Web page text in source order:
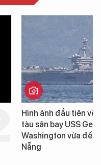
Cận cảnh chiến hạm
tống tàu sân bay USS
George Washington
Đà Nẵng